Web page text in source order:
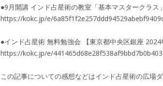
●9月開講 インド占星術の教室「基本マスタークラス」
https://kokc.jp/e/
●インド占星術 無料勉強会 【東京都中央区銀座 2024
https://kokc.jp/e/
この記事についての感想などはインド占星術の広